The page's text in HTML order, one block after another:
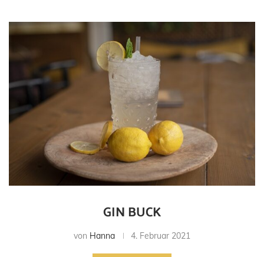
GIN BUCK
von Hanna 4. Februar 2021